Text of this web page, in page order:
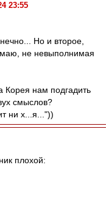
23:55
Но и второе,
не невыполнимая
Корея нам подгадить
смыслов?
ни х...я..."))
плохой: